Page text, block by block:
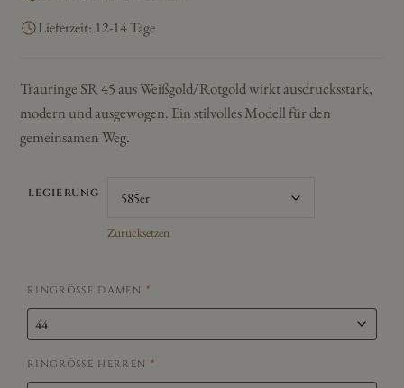
Lieferzeit: 12-14 Tage
Trauringe SR 45 aus Weißgold/Rotgold wirkt ausdrucksstark,
modern und ausgewogen. Ein stilvolles Modell für den
gemeinsamen Weg.
LEGIERUNG
Zurücksetzen
RINGRÖSSE DAMEN *
RINGRÖSSE HERREN *